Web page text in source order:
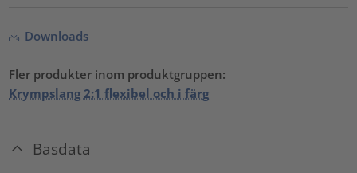
Downloads
Fler produkter inom produktgruppen:
Krympslang 2:1 flexibel och i färg
Basdata